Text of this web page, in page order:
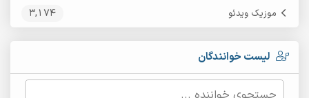
موزیک ویدئو 3,174
لیست خوانندگان